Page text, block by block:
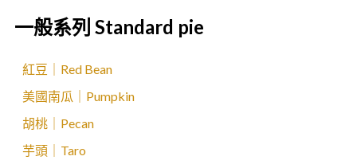
一般系列 Standard pie
紅豆｜Red Bean
美國南瓜｜Pumpkin
胡桃｜Pecan
芋頭｜Taro